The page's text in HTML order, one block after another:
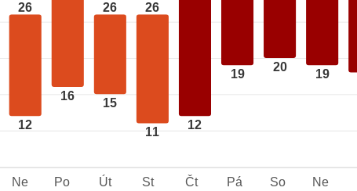
26
12
16
26
15
26
11
12
19
20
19
Ne Po Út St Čt Pá So Ne